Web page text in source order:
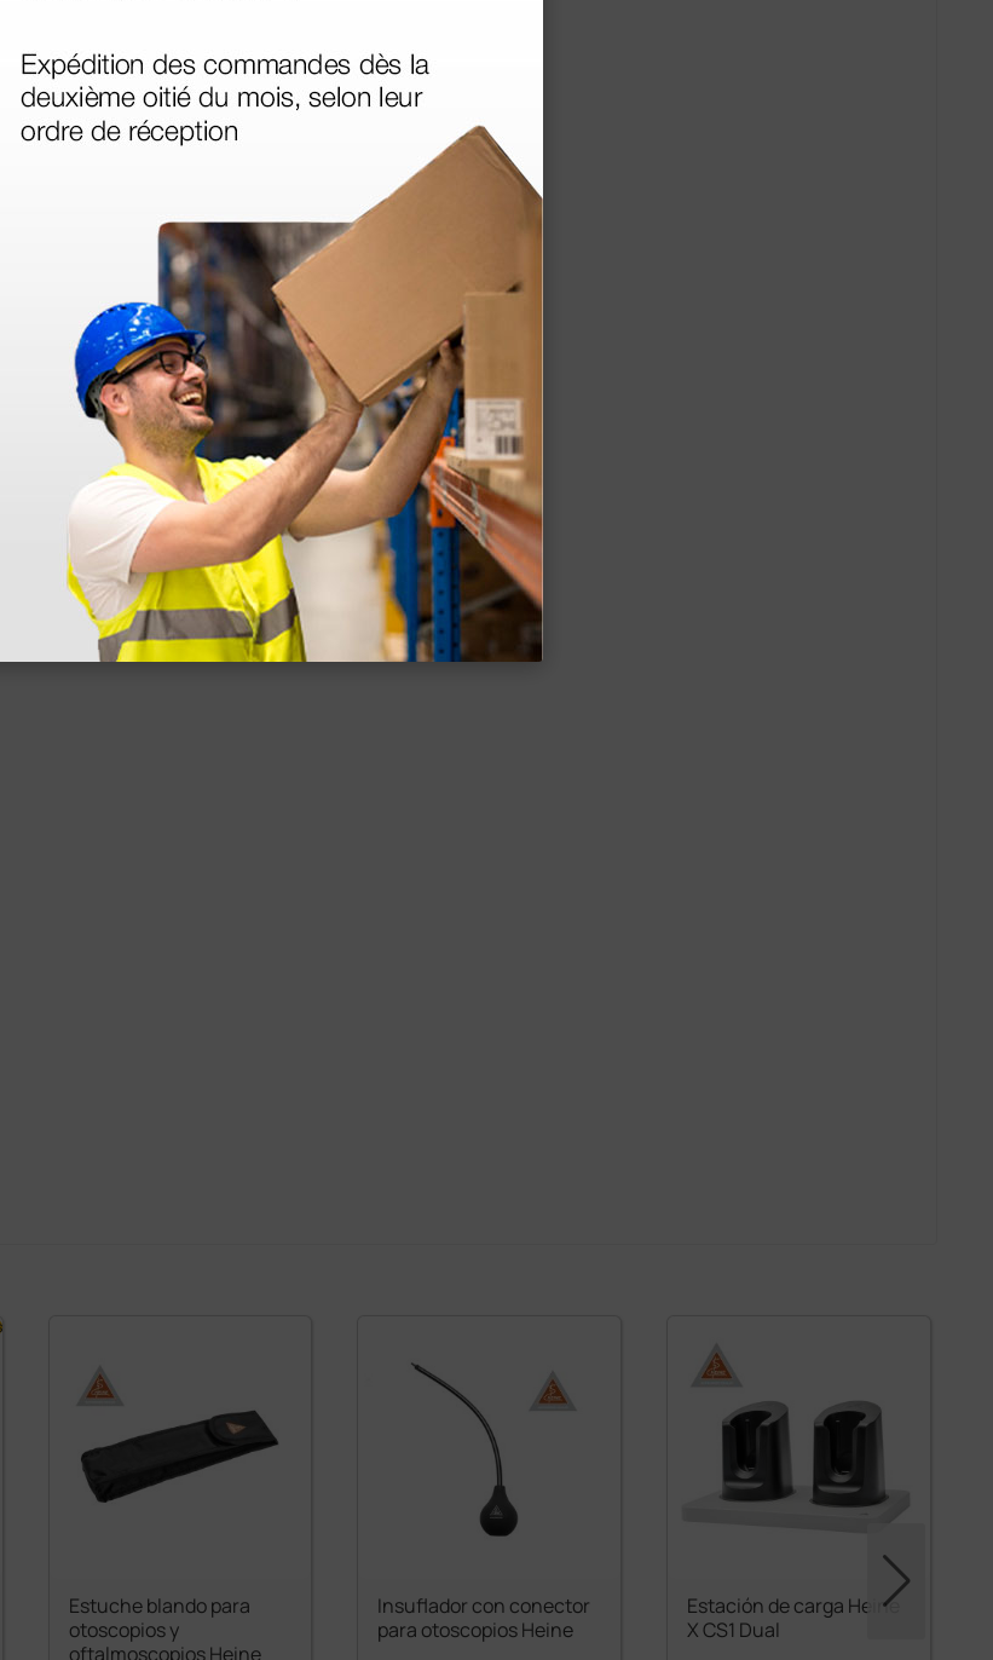
irrompibles
segura
y manejo seguro
un bolígrafo o un
fiel para alto
conducto
Estuche blando para
otoscopios y
oftalmoscopios Heine
Insuflador con conector
para otoscopios Heine
Estación de carga Heine
X CS1 Dual